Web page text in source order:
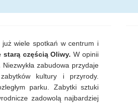
wiele spotkań w centrum i
starą częścią Oliwy.W opinii
Niezwykła zabudowa przydaje
kultury i przyrody.
parku. Zabytki sztuki
zadowolą najbardziej